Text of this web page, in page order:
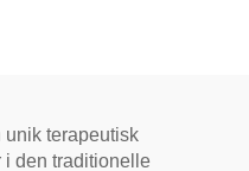
unik terapeutisk
i den traditionelle